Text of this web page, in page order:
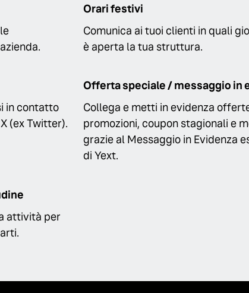
Orari festivi
Comunica ai tuoi clienti in quali
è aperta la tua struttura.
in contatto
(ex Twitter).
Offerta speciale / messaggio in
Collega e metti in evidenza
promozioni, coupon stagionali e
grazie al Messaggio in Evidenza
di Yext.
attività per